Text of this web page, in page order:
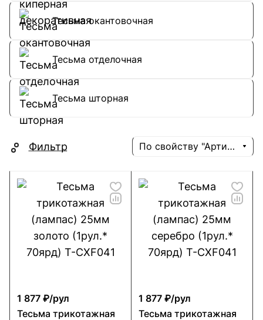
Тесьма окантовочная
Тесьма отделочная
Тесьма шторная
Фильтр По свойству "Артикул" (убывание)
1 877 ₽/рул
Тесьма трикотажная
1 877 ₽/рул
Тесьма трикотажная